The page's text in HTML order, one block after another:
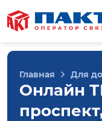
Главная Для
Онлайн